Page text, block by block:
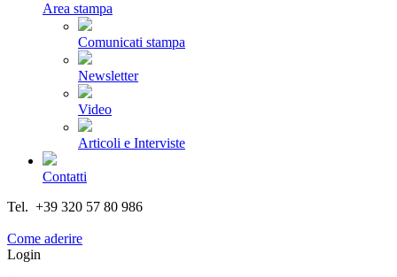
Area stampa
Comunicati stampa
Newsletter
Video
Articoli e Interviste
Contatti
Tel. +39 320 57 80 986
Come aderire
Login